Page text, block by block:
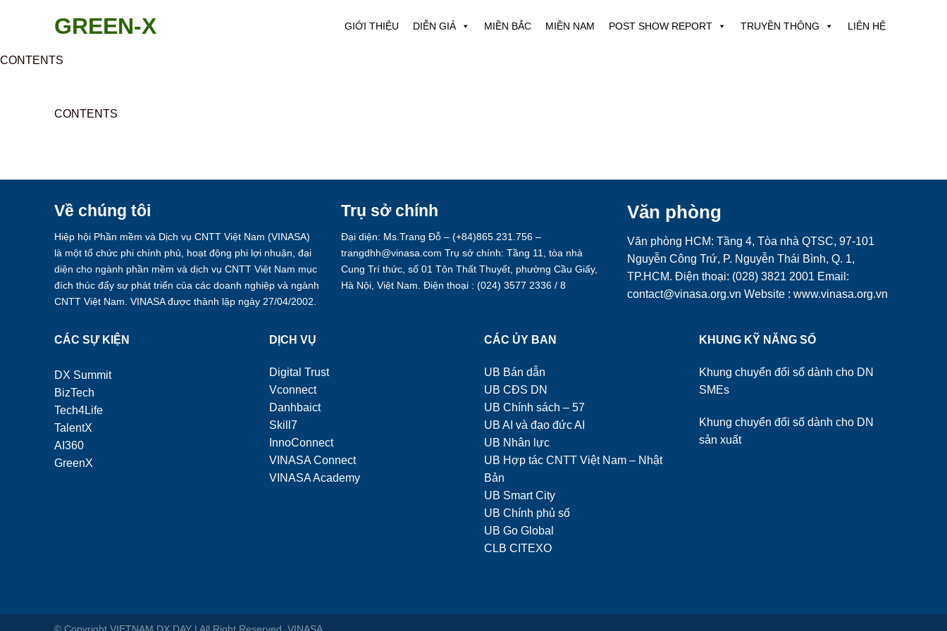
GREEN-X GIỚI THIỆU DIỄN GIẢ MIỀN BẮC MIỀN NAM POST SHOW REPORT TRUYỀN THÔNG LIÊN HỆ
CONTENTS
CONTENTS
Về chúng tôi
Hiệp hội Phần mềm và Dịch vụ CNTT Việt Nam (VINASA)
là một tổ chức phi chính phủ, hoạt động phi lợi nhuận, đại
diện cho ngành phần mềm và dịch vụ CNTT Việt Nam mục
đích thúc đẩy sự phát triển của các doanh nghiệp và ngành
CNTT Việt Nam. VINASA được thành lập ngày 27/04/2002.
Trụ sở chính
Đại diện: Ms.Trang Đỗ – (+84)865.231.756 –
trangdhh@vinasa.com Trụ sở chính: Tầng 11, tòa nhà
Cung Trí thức, số 01 Tôn Thất Thuyết, phường Cầu Giấy,
Hà Nội, Việt Nam. Điện thoại : (024) 3577 2336 / 8
Văn phòng
Văn phòng HCM: Tầng 4, Tòa nhà QTSC, 97-101
Nguyễn Công Trứ, P. Nguyễn Thái Bình, Q. 1,
TP.HCM. Điện thoại: (028) 3821 2001 Email:
contact@vinasa.org.vn Website : www.vinasa.org.vn
CÁC SỰ KIỆN
DX Summit
BizTech
Tech4Life
TalentX
AI360
GreenX
DỊCH VỤ
Digital Trust
Vconnect
Danhbaict
Skill7
InnoConnect
VINASA Connect
VINASA Academy
CÁC ỦY BAN
UB Bán dẫn
UB CĐS DN
UB Chính sách – 57
UB AI và đạo đức AI
UB Nhân lực
UB Hợp tác CNTT Việt Nam – Nhật
Bản
UB Smart City
UB Chính phủ số
UB Go Global
CLB CITEXO
KHUNG KỸ NĂNG SỐ
Khung chuyển đổi số dành cho DN
SMEs
Khung chuyển đổi số dành cho DN
sản xuất
© Copyright VIETNAM DX DAY | All Right Reserved. VINASA